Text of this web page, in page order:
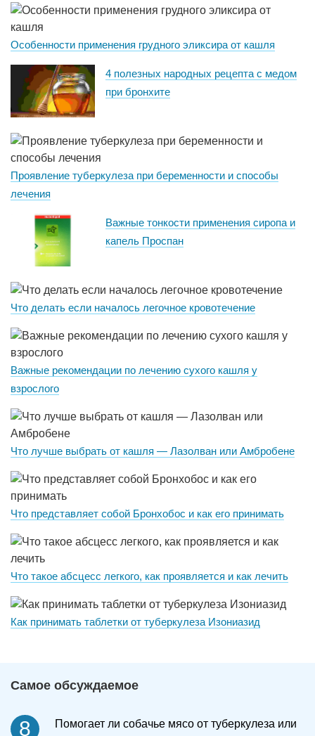
Особенности применения грудного эликсира от кашля
4 полезных народных рецепта с медом
при бронхите
Проявление туберкулеза при беременности и способы
лечения
Важные тонкости применения сиропа и
капель Проспан
Что делать если началось легочное кровотечение
Важные рекомендации по лечению сухого кашля у
взрослого
Что лучше выбрать от кашля — Лазолван или Амбробене
Что представляет собой Бронхобос и как его принимать
Что такое абсцесс легкого, как проявляется и как лечить
Как принимать таблетки от туберкулеза Изониазид
Самое обсуждаемое
8
Помогает ли собачье мясо от туберкулеза или